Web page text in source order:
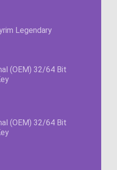
Legendary
(OEM) 32/64 Bit
(OEM) 32/64 Bit